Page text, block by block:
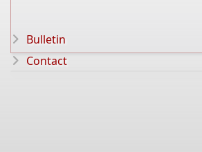
Bulletin
Contact